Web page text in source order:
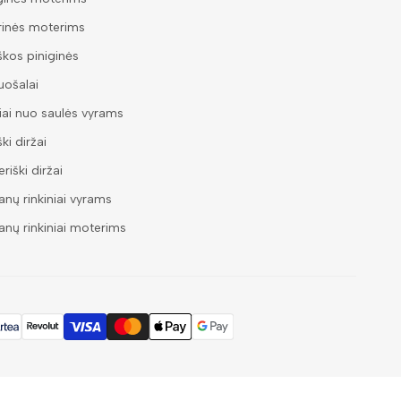
moterims
piniginės
nuo saulės vyrams
diržai
diržai
rinkiniai vyrams
rinkiniai moterims